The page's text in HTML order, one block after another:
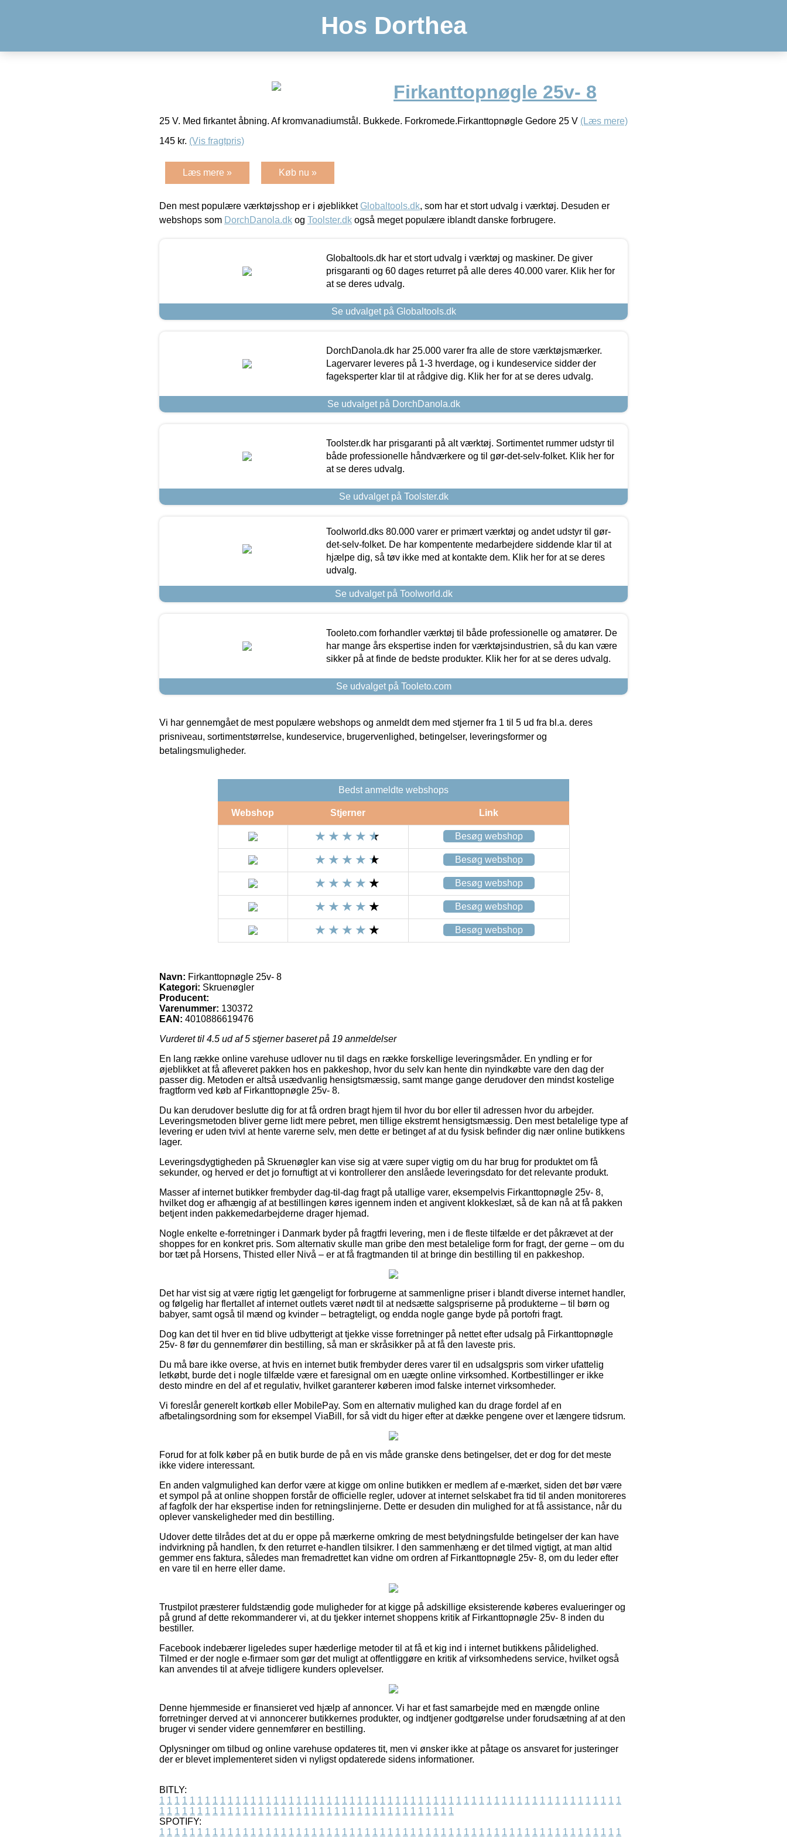
Hos Dorthea
Firkanttopnøgle 25v- 8
25 V. Med firkantet åbning. Af kromvanadiumstål. Bukkede. Forkromede.Firkanttopnøgle Gedore 25 V (Læs mere)
145 kr. (Vis fragtpris)
Læs mere » Køb nu »
Den mest populære værktøjsshop er i øjeblikket Globaltools.dk, som har et stort udvalg i værktøj. Desuden er
webshops som DorchDanola.dk og Toolster.dk også meget populære iblandt danske forbrugere.
Globaltools.dk har et stort udvalg i værktøj og maskiner. De giver
prisgaranti og 60 dages returret på alle deres 40.000 varer. Klik her for
at se deres udvalg.
Se udvalget på Globaltools.dk
DorchDanola.dk har 25.000 varer fra alle de store værktøjsmærker.
Lagervarer leveres på 1-3 hverdage, og i kundeservice sidder der
fageksperter klar til at rådgive dig. Klik her for at se deres udvalg.
Se udvalget på DorchDanola.dk
Toolster.dk har prisgaranti på alt værktøj. Sortimentet rummer udstyr til
både professionelle håndværkere og til gør-det-selv-folket. Klik her for
at se deres udvalg.
Se udvalget på Toolster.dk
Toolworld.dks 80.000 varer er primært værktøj og andet udstyr til gør-
det-selv-folket. De har kompentente medarbejdere siddende klar til at
hjælpe dig, så tøv ikke med at kontakte dem. Klik her for at se deres
udvalg.
Se udvalget på Toolworld.dk
Tooleto.com forhandler værktøj til både professionelle og amatører. De
har mange års ekspertise inden for værktøjsindustrien, så du kan være
sikker på at finde de bedste produkter. Klik her for at se deres udvalg.
Se udvalget på Tooleto.com
Vi har gennemgået de mest populære webshops og anmeldt dem med stjerner fra 1 til 5 ud fra bl.a. deres
prisniveau, sortimentstørrelse, kundeservice, brugervenlighed, betingelser, leveringsformer og
betalingsmuligheder.
Bedst anmeldte webshops
Webshop Stjerner Link
Besøg webshop
Besøg webshop
Besøg webshop
Besøg webshop
Besøg webshop
Navn: Firkanttopnøgle 25v- 8
Kategori: Skruenøgler
Producent:
Varenummer: 130372
EAN: 4010886619476
Vurderet til 4.5 ud af 5 stjerner baseret på 19 anmeldelser
En lang række online varehuse udlover nu til dags en række forskellige leveringsmåder. En yndling er for
øjeblikket at få afleveret pakken hos en pakkeshop, hvor du selv kan hente din nyindkøbte vare den dag der
passer dig. Metoden er altså usædvanlig hensigtsmæssig, samt mange gange derudover den mindst kostelige
fragtform ved køb af Firkanttopnøgle 25v- 8.
Du kan derudover beslutte dig for at få ordren bragt hjem til hvor du bor eller til adressen hvor du arbejder.
Leveringsmetoden bliver gerne lidt mere pebret, men tillige ekstremt hensigtsmæssig. Den mest betalelige type af
levering er uden tvivl at hente varerne selv, men dette er betinget af at du fysisk befinder dig nær online butikkens
lager.
Leveringsdygtigheden på Skruenøgler kan vise sig at være super vigtig om du har brug for produktet om få
sekunder, og herved er det jo fornuftigt at vi kontrollerer den anslåede leveringsdato for det relevante produkt.
Masser af internet butikker frembyder dag-til-dag fragt på utallige varer, eksempelvis Firkanttopnøgle 25v- 8,
hvilket dog er afhængig af at bestillingen køres igennem inden et angivent klokkeslæt, så de kan nå at få pakken
betjent inden pakkemedarbejderne drager hjemad.
Nogle enkelte e-forretninger i Danmark byder på fragtfri levering, men i de fleste tilfælde er det påkrævet at der
shoppes for en konkret pris. Som alternativ skulle man gribe den mest betalelige form for fragt, der gerne – om du
bor tæt på Horsens, Thisted eller Nivå – er at få fragtmanden til at bringe din bestilling til en pakkeshop.
Det har vist sig at være rigtig let gængeligt for forbrugerne at sammenligne priser i blandt diverse internet handler,
og følgelig har flertallet af internet outlets været nødt til at nedsætte salgspriserne på produkterne – til børn og
babyer, samt også til mænd og kvinder – betragteligt, og endda nogle gange byde på portofri fragt.
Dog kan det til hver en tid blive udbytterigt at tjekke visse forretninger på nettet efter udsalg på Firkanttopnøgle
25v- 8 før du gennemfører din bestilling, så man er skråsikker på at få den laveste pris.
Du må bare ikke overse, at hvis en internet butik frembyder deres varer til en udsalgspris som virker ufattelig
letkøbt, burde det i nogle tilfælde være et faresignal om en uægte online virksomhed. Kortbestillinger er ikke
desto mindre en del af et regulativ, hvilket garanterer køberen imod falske internet virksomheder.
Vi foreslår generelt kortkøb eller MobilePay. Som en alternativ mulighed kan du drage fordel af en
afbetalingsordning som for eksempel ViaBill, for så vidt du higer efter at dække pengene over et længere tidsrum.
Forud for at folk køber på en butik burde de på en vis måde granske dens betingelser, det er dog for det meste
ikke videre interessant.
En anden valgmulighed kan derfor være at kigge om online butikken er medlem af e-mærket, siden det bør være
et sympol på at online shoppen forstår de officielle regler, udover at internet selskabet fra tid til anden monitoreres
af fagfolk der har ekspertise inden for retningslinjerne. Dette er desuden din mulighed for at få assistance, når du
oplever vanskeligheder med din bestilling.
Udover dette tilrådes det at du er oppe på mærkerne omkring de mest betydningsfulde betingelser der kan have
indvirkning på handlen, fx den returret e-handlen tilsikrer. I den sammenhæng er det tilmed vigtigt, at man altid
gemmer ens faktura, således man fremadrettet kan vidne om ordren af Firkanttopnøgle 25v- 8, om du leder efter
en vare til en herre eller dame.
Trustpilot præsterer fuldstændig gode muligheder for at kigge på adskillige eksisterende køberes evalueringer og
på grund af dette rekommanderer vi, at du tjekker internet shoppens kritik af Firkanttopnøgle 25v- 8 inden du
bestiller.
Facebook indebærer ligeledes super hæderlige metoder til at få et kig ind i internet butikkens pålidelighed.
Tilmed er der nogle e-firmaer som gør det muligt at offentliggøre en kritik af virksomhedens service, hvilket også
kan anvendes til at afveje tidligere kunders oplevelser.
Denne hjemmeside er finansieret ved hjælp af annoncer. Vi har et fast samarbejde med en mængde online
forretninger derved at vi annoncerer butikkernes produkter, og indtjener godtgørelse under forudsætning af at den
bruger vi sender videre gennemfører en bestilling.
Oplysninger om tilbud og online varehuse opdateres tit, men vi ønsker ikke at påtage os ansvaret for justeringer
der er blevet implementeret siden vi nyligst opdaterede sidens informationer.
BITLY:
1 1 1 1 1 1 1 1 1 1 1 1 1 1 1 1 1 1 1 1 1 1 1 1 1 1 1 1 1 1 1 1 1 1 1 1 1 1 1 1 1 1 1 1 1 1 1 1 1 1 1 1 1 1 1 1 1 1 1 1 1
1 1 1 1 1 1 1 1 1 1 1 1 1 1 1 1 1 1 1 1 1 1 1 1 1 1 1 1 1 1 1 1 1 1 1 1 1 1 1
SPOTIFY:
1 1 1 1 1 1 1 1 1 1 1 1 1 1 1 1 1 1 1 1 1 1 1 1 1 1 1 1 1 1 1 1 1 1 1 1 1 1 1 1 1 1 1 1 1 1 1 1 1 1 1 1 1 1 1 1 1 1 1 1 1